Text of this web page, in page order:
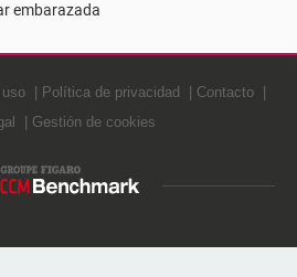
embarazada
Política de privacidad
Contacto
Gestión de cookies